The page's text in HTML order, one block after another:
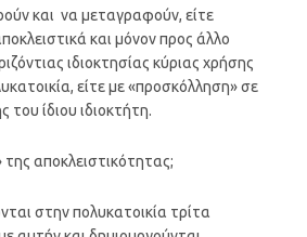
και να μεταγραφούν, είτε
και μόνον προς άλλο
ιδιοκτησίας κύριας χρήσης
είτε με «προσκόλληση» σε
του ίδιου ιδιοκτήτη.
της αποκλειστικότητας;
στην πολυκατοικία τρίτα